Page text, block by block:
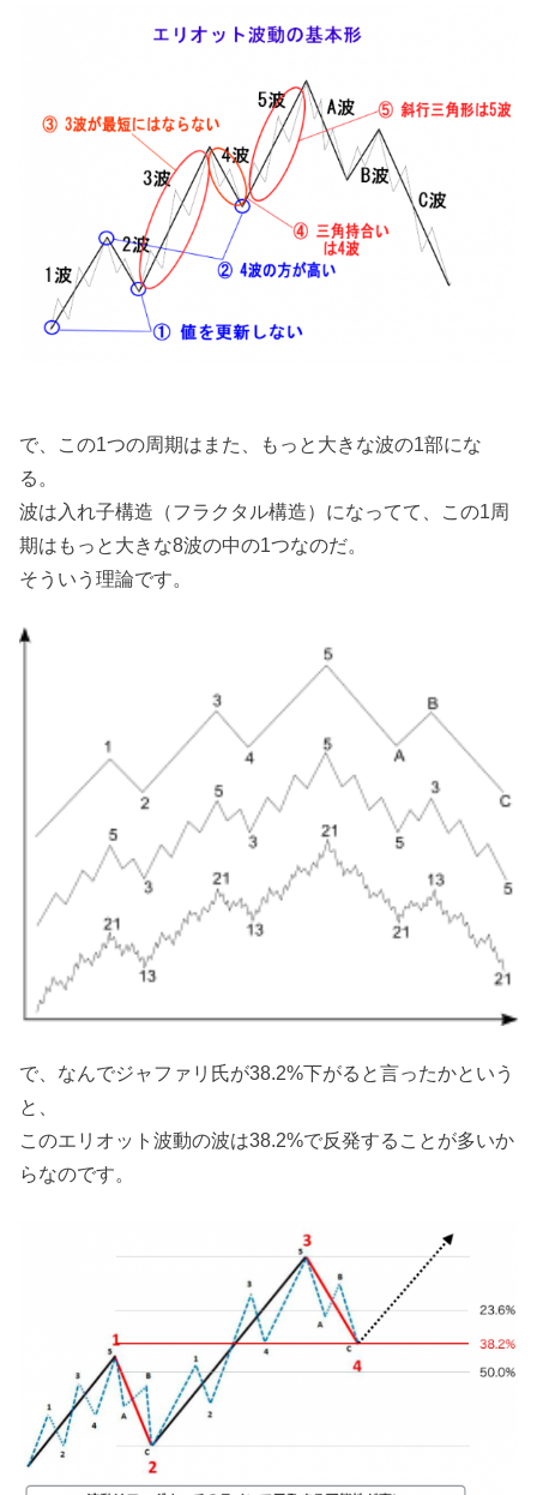
で、この1つの周期はまた、もっと大きな波の1部にな
る。
波は入れ子構造（フラクタル構造）になってて、この1周
期はもっと大きな8波の中の1つなのだ。
そういう理論です。
で、なんでジャファリ氏が38.2%下がると言ったかという
と、
このエリオット波動の波は38.2%で反発することが多いか
らなのです。